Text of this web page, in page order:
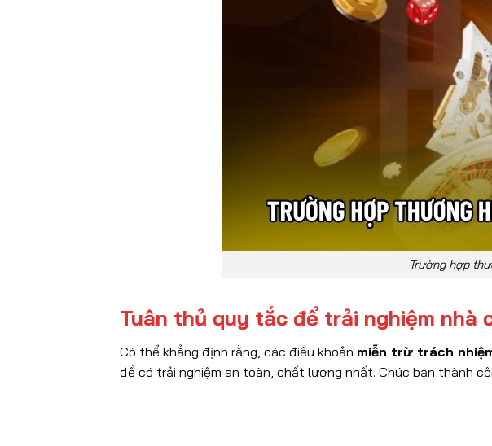
Trường hợp
Tuân thủ quy tắc để trải nghiệm nhà
Có thể khẳng định rằng, các điều khoản miễn trừ trách
để có trải nghiệm an toàn, chất lượng nhất. Chúc bạn thành